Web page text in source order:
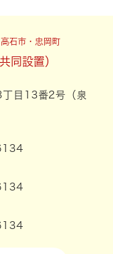
石市・忠岡町
目13番2号（泉